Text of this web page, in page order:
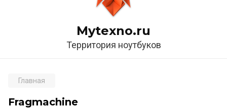
Mytexno.ru
Территория ноутбуков
Главная
Fragmachine